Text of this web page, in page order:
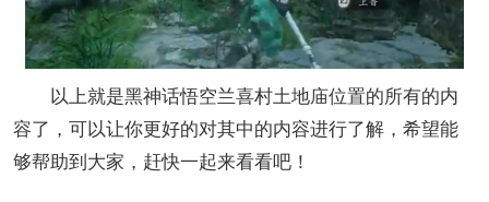
以上就是黑神话悟空兰喜村土地庙位置的所有的内
容了，可以让你更好的对其中的内容进行了解，希望能
够帮助到大家，赶快一起来看看吧！